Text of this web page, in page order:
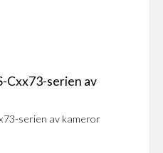
Cxx73-serien av
serien av kameror